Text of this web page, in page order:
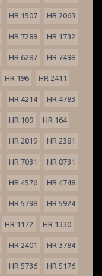
HR 1507 HR 2063
HR 7289 HR 1732
HR 6287 HR 7498
HR 196 HR 2411
HR 4214 HR 4783
HR 109 HR 164
HR 2819 HR 2381
HR 7031 HR 8731
HR 4576 HR 4748
HR 5798 HR 5924
HR 1172 HR 1330
HR 2401 HR 3784
HR 5736 HR 5176